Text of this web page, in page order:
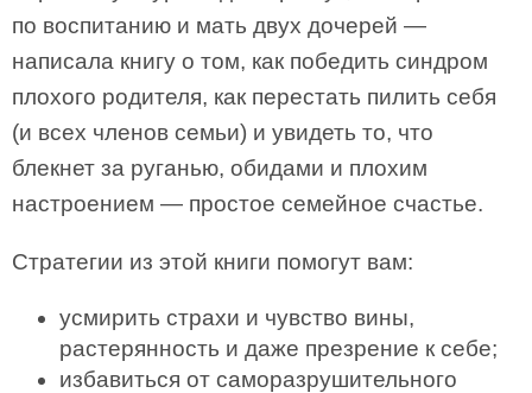
по воспитанию и мать двух дочерей —
написала книгу о том, как победить синдром
плохого родителя, как перестать пилить себя
(и всех членов семьи) и увидеть то, что
блекнет за руганью, обидами и плохим
настроением — простое семейное счастье.
Стратегии из этой книги помогут вам:
усмирить страхи и чувство вины,
растерянность и даже презрение к себе;
избавиться от саморазрушительного